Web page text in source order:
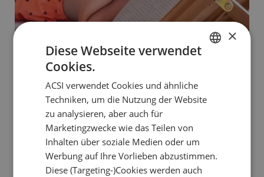
1 DEZ. 2019
GLAMPING, LUXUS UND DESIGN: DIE
NEUESTE GENERATION DER MOBILHEIME
VON SUNCAMP
Die ungezwungene Atmosphäre eines
Campingplatzes erleben, aber Komfort wie zu Hause
genießen, das ist Glamping! Und es wird jedes Jahr
beliebter, auch bei Suncamp. Als Spezialist für
DANISH
×
Diese Webseite verwendet
Cookies.
ACSI verwendet Cookies und ähnliche
Techniken, um die Nutzung der Website
zu analysieren, aber auch für
Marketingzwecke wie das Teilen von
Inhalten über soziale Medien oder um
Werbung auf Ihre Vorlieben abzustimmen.
Diese (Targeting-)Cookies werden auch